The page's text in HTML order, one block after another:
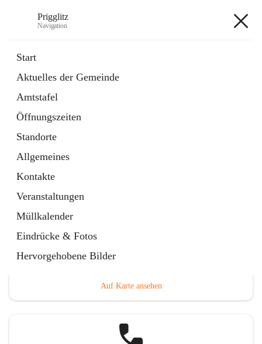
Prigglitz
Navigation
Start
Aktuelles der Gemeinde
Amtstafel
Öffnungszeiten
Standorte
Allgemeines
Kontakte
Veranstaltungen
Müllkalender
Eindrücke & Fotos
Hervorgehobene Bilder
Externe Webseite
in
Tab
Gemeindezeitung
Ordner
öffnet
in
neuem
Tab
Hauptadresse
Auf Karte ansehen